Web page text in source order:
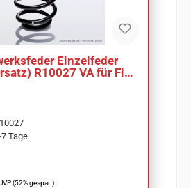
Einzelfeder
R10027 VA für Fiat
Tage
(52% gespart)